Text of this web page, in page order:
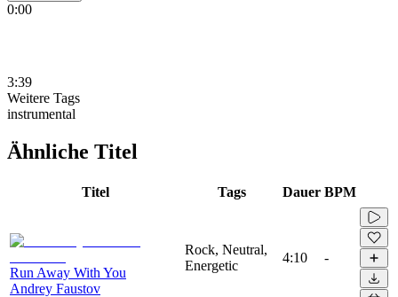
0:00
3:39
Weitere Tags
instrumental
Ähnliche Titel
Titel Tags Dauer BPM
Run Away With You
Andrey Faustov
Rock, Neutral,
Energetic
4:10 -